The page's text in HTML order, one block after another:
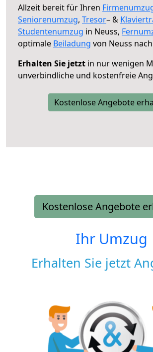
Allzeit bereit für Ihren
Seniorenumzug, Tresor– &
Studentenumzug in Neuss,
optimale Beiladung von Neuss
Erhalten Sie jetzt in nur wenigen
unverbindliche und kostenfreie
Kostenlose Angebote
Kostenlose Angebote
Ihr Umzug
Erhalten Sie jetzt